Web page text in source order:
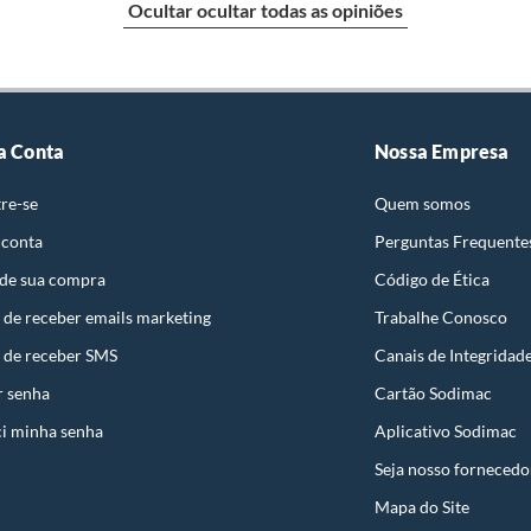
Também Pode Ser Utilizado em Locais La, Lb e Lc.
em quaisquer das lojas ou no Centro de
troca será atendida somente nas lojas da
qualquer tipo de vício, não é obrigatório. No
original, intacta e acompanhada da
peço superior ao produto objeto da troca, esta
Ocultar ocultar todas as opiniões
Conta
se
sua compra
receber emails marketing
receber SMS
senha
minha senha
Nossa Empresa
Quem somos
Perguntas
Código de Ética
Trabalhe Conosco
Canais de
Cartão Sodimac
Aplicativo Sodimac
Seja nosso
Mapa do Site